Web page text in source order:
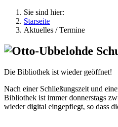
Sie sind hier:
Starseite
Aktuelles / Termine
Die Bibliothek ist wieder geöffnet!
Nach einer Schließungszeit und
Bibliothek ist immer donnerstags
wieder digital eingepflegt, so dass